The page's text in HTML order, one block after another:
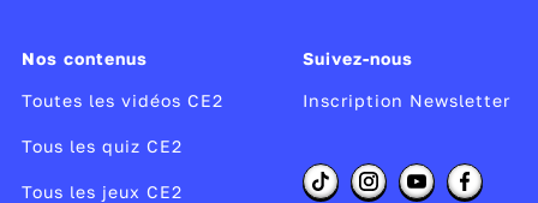
Nos contenus
Toutes les vidéos CE2
Tous les quiz CE2
Tous les jeux CE2
Suivez-nous
Inscription Newsletter